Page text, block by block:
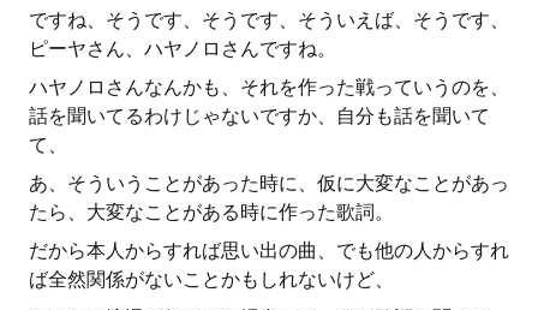
ですね、そうです、そうです、そういえば、そうです、
ピーヤさん、ハヤノロさんですね。
ハヤノロさんなんかも、それを作った戦っていうのを、
話を聞いてるわけじゃないですか、自分も話を聞いて
て、
あ、そういうことがあった時に、仮に大変なことがあっ
たら、大変なことがある時に作った歌詞。
だから本人からすれば思い出の曲、でも他の人からすれ
ば全然関係がないことかもしれないけど、